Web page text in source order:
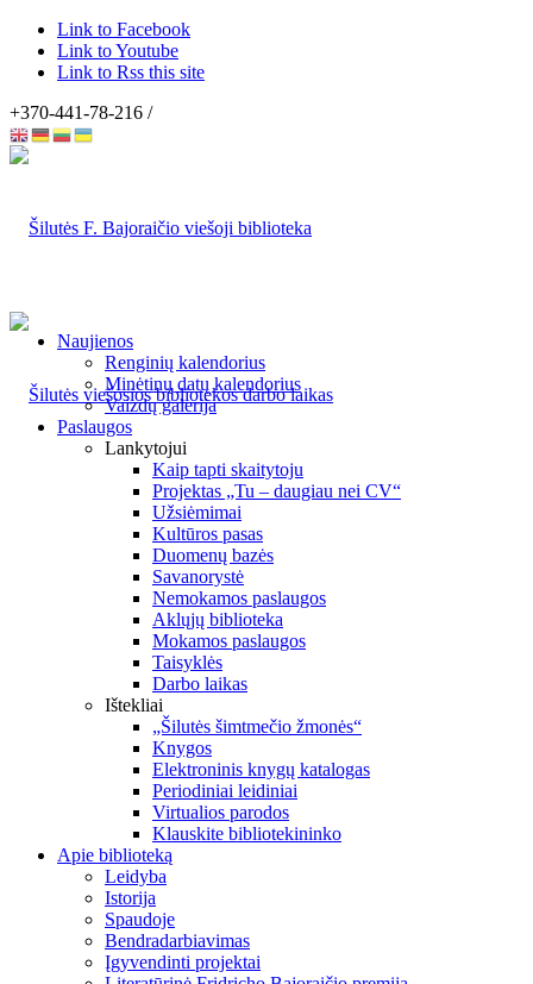
Link to Facebook
Link to Youtube
Link to Rss this site
+370-441-78-216 /
Naujienos
Renginių kalendorius
Minėtinų datų kalendorius
Vaizdų galerija
Paslaugos
Lankytojui
Kaip tapti skaitytoju
Projektas „Tu – daugiau nei CV“
Užsiėmimai
Kultūros pasas
Duomenų bazės
Savanorystė
Nemokamos paslaugos
Aklųjų biblioteka
Mokamos paslaugos
Taisyklės
Darbo laikas
Ištekliai
„Šilutės šimtmečio žmonės“
Knygos
Elektroninis knygų katalogas
Periodiniai leidiniai
Virtualios parodos
Klauskite bibliotekininko
Apie biblioteką
Leidyba
Istorija
Spaudoje
Bendradarbiavimas
Įgyvendinti projektai